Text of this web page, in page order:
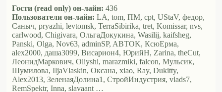
Гости (read only) он-лайн: 436
Пользователи он-лайн: LA, tom, ПМ, cpt, UStaV, федор,
Саныч, pryazhi, levtomsk, TerraSibirika, tret, Komissar, nvs,
carlwood, Chigivara, ОльгаДокукина, Wasilij, kaifsheg,
Panski, Olga, Nov63, adminSP, ABTOK, КсюЕрма,
alex2000, даша3099, Висариoн4, ЮрийН, Zarina, theCut,
ЛеонидМаркович, Oliyshi, marazmiki, falcon, Мульсик,
Шумилова, IljaVlaskin, Оксана, xiao, Ray, Dukitty,
Alex2013, ЗеленаяДолина1, СтройИндустрия, vlads7,
RemSpektr, Inna, slavaant …